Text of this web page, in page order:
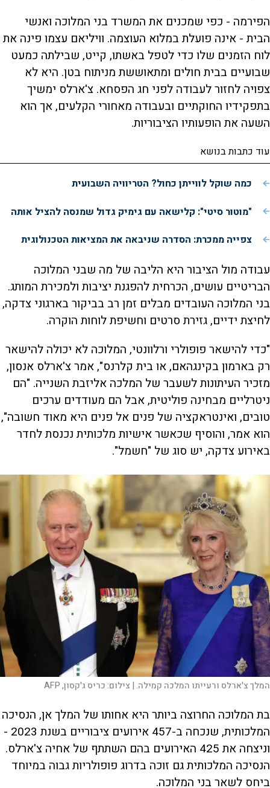
הפירמה - כפי שמכנים את המשרד בני המלוכה ואנשי
הבית - אינה פועלת במלוא העוצמה. וויליאם עצמו פינה את
לוח הזמנים שלו כדי לטפל באשתו, קייט, שבילתה כמעט
שבועיים בבית חולים ומתאוששת מניתוח בטן. היא לא
צפויה לחזור לעבודה לפני חג הפסחא. צ'ארלס ימשיך
בתפקידיו החוקתיים ובעבודה מאחורי הקלעים, אך הוא
השעה את הופעותיו הציבוריות.
עוד כתבות בנושא
כמה שוקל לווייתן כחול? הטריוויה השבועית
"מוטור סיטי": קלישאה עם גימיק גדול שמנסה להציל אותה
צפייה ממכרת: הסדרה שניבאה את המציאות הטכנולוגית
עבודה מול הציבור היא הליבה של מה שבני המלוכה
הבריטיים עושים, הכרחית להפגנת יציבות ולמכירת המותג.
בני המלוכה העובדים מבלים זמן רב בביקור בארגוני צדקה,
לחיצת ידיים, גזירת סרטים וחשיפת לוחות הוקרה.
"כדי להישאר פופולרי ורלוונטי, המלוכה לא יכולה להישאר
רק בארמון בקינגהאם, או בית קלרנס", אמר צ'ארלס אנסון,
מזכיר העיתונות לשעבר של המלכה אליזבת השנייה. "הם
ניטרליים מבחינה פוליטית, אבל הם מעודדים ערכים
טובים, ואינטראקציה של פנים אל פנים היא מאוד חשובה",
הוא אמר, והוסיף שכאשר אישיות מלכותית נכנסת לחדר
באירוע צדקה, יש סוג של "חשמל".
המלך צ'ארלס ורעייתו המלכה קמילה. | צילום:כריס ג'קסון, AFP
בת המלוכה החרוצה ביותר היא אחותו של המלך אן, הנסיכה
המלכותית, שנכחה ב-457 אירועים ציבוריים בשנת 2023 -
וניצחה את 425 האירועים בהם השתתף של אחיה צ'ארלס.
הנסיכה המלכותית גם זוכה בדרוג פופולריות גבוה במיוחד
ביחס לשאר בני המלוכה.